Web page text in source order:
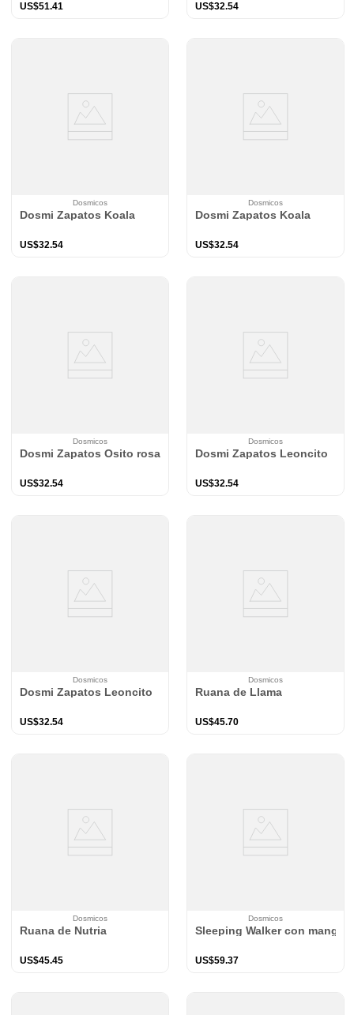
US$51.41 US$32.54
Dosmicos
Dosmi Zapatos Koala
US$32.54
Dosmicos
Dosmi Zapatos Koala
US$32.54
Dosmicos
Dosmi Zapatos Osito rosa
US$32.54
Dosmicos
Dosmi Zapatos Leoncito
US$32.54
Dosmicos
Dosmi Zapatos Leoncito
US$32.54
Dosmicos
Ruana de Llama
US$45.70
Dosmicos
Ruana de Nutria
US$45.45
Dosmicos
Sleeping Walker con
US$59.37